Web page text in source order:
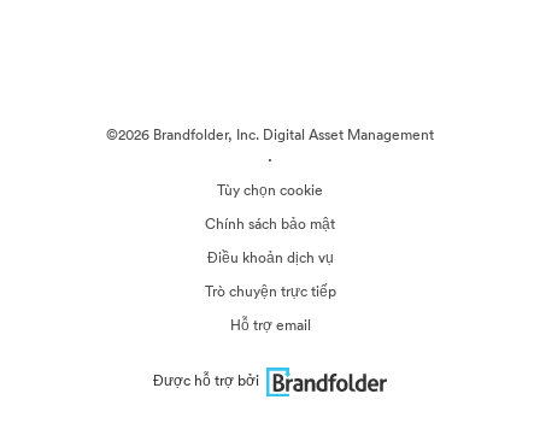
©2026 Brandfolder, Inc. Digital Asset Management
·
Tùy chọn cookie
Chính sách bảo mật
Điều khoản dịch vụ
Trò chuyện trực tiếp
Hỗ trợ email
Được hỗ trợ bởi